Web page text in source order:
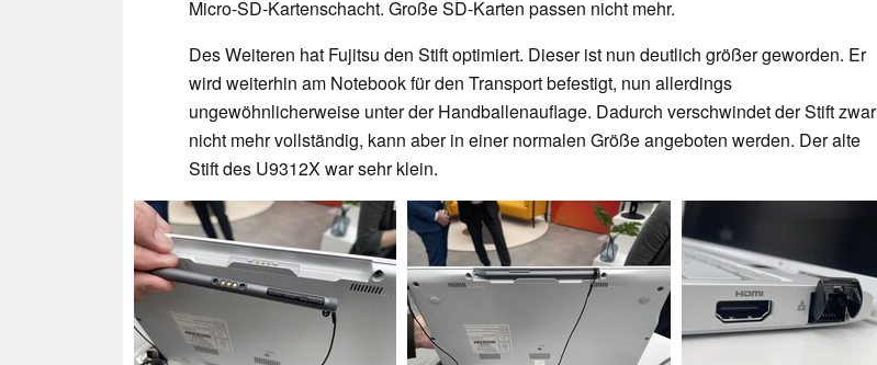
Micro-SD-Kartenschacht. Große SD-Karten passen nicht mehr.
Des Weiteren hat Fujitsu den Stift optimiert. Dieser ist nun deutlich größer geworden. Er
wird weiterhin am Notebook für den Transport befestigt, nun allerdings
ungewöhnlicherweise unter der Handballenauflage. Dadurch verschwindet der Stift zwar
nicht mehr vollständig, kann aber in einer normalen Größe angeboten werden. Der alte
Stift des U9312X war sehr klein.